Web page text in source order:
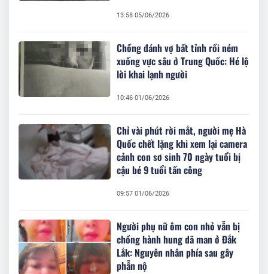
13:58 05/06/2026
Chồng đánh vợ bất tỉnh rồi ném
xuống vực sâu ở Trung Quốc: Hé lộ
lời khai lạnh người
10:46 01/06/2026
Chỉ vài phút rời mắt, người mẹ Hà
Quốc chết lặng khi xem lại camera
cảnh con sơ sinh 70 ngày tuổi bị
cậu bé 9 tuổi tấn công
09:57 01/06/2026
Người phụ nữ ôm con nhỏ vẫn bị
chồng hành hung dã man ở Đắk
Lắk: Nguyên nhân phía sau gây
phẫn nộ